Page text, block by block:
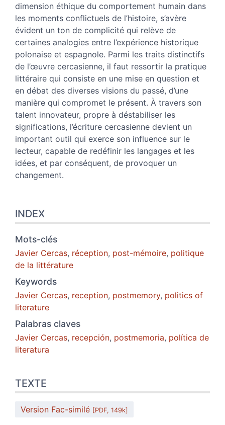
dimension éthique du comportement humain dans
les moments conflictuels de l’histoire, s’avère
évident un ton de complicité qui relève de
certaines analogies entre l’expérience historique
polonaise et espagnole. Parmi les traits distinctifs
de l’œuvre cercasienne, il faut ressortir la pratique
littéraire qui consiste en une mise en question et
en débat des diverses visions du passé, d’une
manière qui compromet le présent. À travers son
talent innovateur, propre à déstabiliser les
significations, l’écriture cercasienne devient un
important outil qui exerce son influence sur le
lecteur, capable de redéfinir les langages et les
idées, et par conséquent, de provoquer un
changement.
INDEX
Mots-clés
Javier Cercas, réception, post-mémoire, politique
de la littérature
Keywords
Javier Cercas, reception, postmemory, politics of
literature
Palabras claves
Javier Cercas, recepción, postmemoria, política de
literatura
TEXTE
Version Fac-similé [PDF, 149k]